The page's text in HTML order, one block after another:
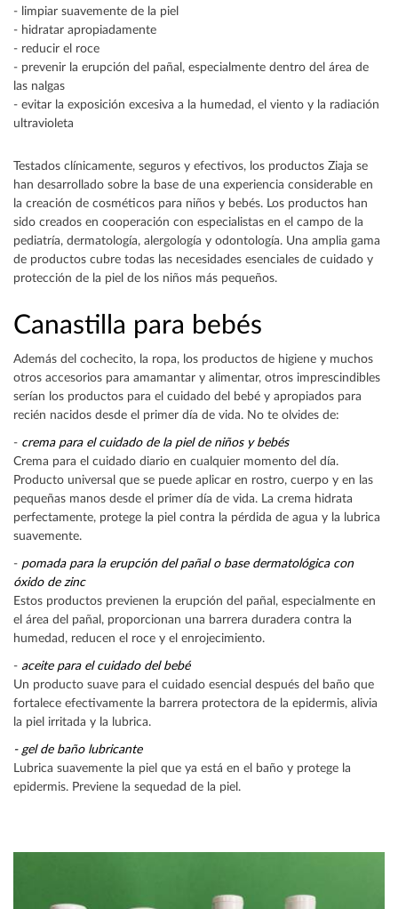
- limpiar suavemente de la piel
- hidratar apropiadamente
- reducir el roce
- prevenir la erupción del pañal, especialmente dentro del área de
las nalgas
- evitar la exposición excesiva a la humedad, el viento y la radiación
ultravioleta
Testados clínicamente, seguros y efectivos, los productos Ziaja se
han desarrollado sobre la base de una experiencia considerable en
la creación de cosméticos para niños y bebés. Los productos han
sido creados en cooperación con especialistas en el campo de la
pediatría, dermatología, alergología y odontología. Una amplia gama
de productos cubre todas las necesidades esenciales de cuidado y
protección de la piel de los niños más pequeños.
Canastilla para bebés
Además del cochecito, la ropa, los productos de higiene y muchos
otros accesorios para amamantar y alimentar, otros imprescindibles
serían los productos para el cuidado del bebé y apropiados para
recién nacidos desde el primer día de vida. No te olvides de:
- crema para el cuidado de la piel de niños y bebés
Crema para el cuidado diario en cualquier momento del día.
Producto universal que se puede aplicar en rostro, cuerpo y en las
pequeñas manos desde el primer día de vida. La crema hidrata
perfectamente, protege la piel contra la pérdida de agua y la lubrica
suavemente.
- pomada para la erupción del pañal o base dermatológica con
óxido de zinc
Estos productos previenen la erupción del pañal, especialmente en
el área del pañal, proporcionan una barrera duradera contra la
humedad, reducen el roce y el enrojecimiento.
- aceite para el cuidado del bebé
Un producto suave para el cuidado esencial después del baño que
fortalece efectivamente la barrera protectora de la epidermis, alivia
la piel irritada y la lubrica.
- gel de baño lubricante
Lubrica suavemente la piel que ya está en el baño y protege la
epidermis. Previene la sequedad de la piel.